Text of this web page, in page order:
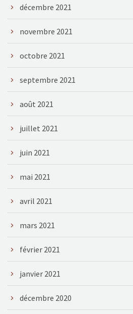
décembre 2021
novembre 2021
octobre 2021
septembre 2021
août 2021
juillet 2021
juin 2021
mai 2021
avril 2021
mars 2021
février 2021
janvier 2021
décembre 2020